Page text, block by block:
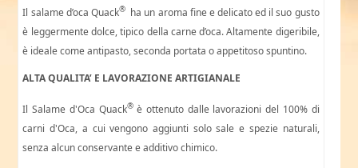
Il salame d’oca Quack® ha un aroma fine e delicato ed il suo gusto
è leggermente dolce, tipico della carne d’oca. Altamente digeribile,
è ideale come antipasto, seconda portata o appetitoso spuntino.
ALTA QUALITA’ E LAVORAZIONE ARTIGIANALE
Il Salame d'Oca Quack®è ottenuto dalle lavorazioni del 100% di
carni d'Oca, a cui vengono aggiunti solo sale e spezie naturali,
senza alcun conservante e additivo chimico.